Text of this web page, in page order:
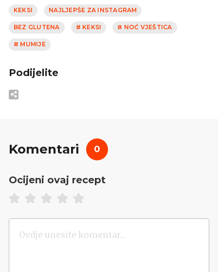
KEKSI NAJLJEPŠE ZA INSTAGRAM
BEZ GLUTENA # KEKSI # NOĆ VJEŠTICA
# MUMIJE
Podijelite
Komentari 0
Ocijeni ovaj recept